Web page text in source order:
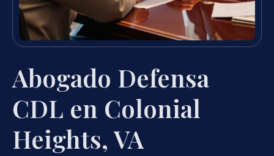
Abogado Defensa
CDL en Colonial
Heights, VA